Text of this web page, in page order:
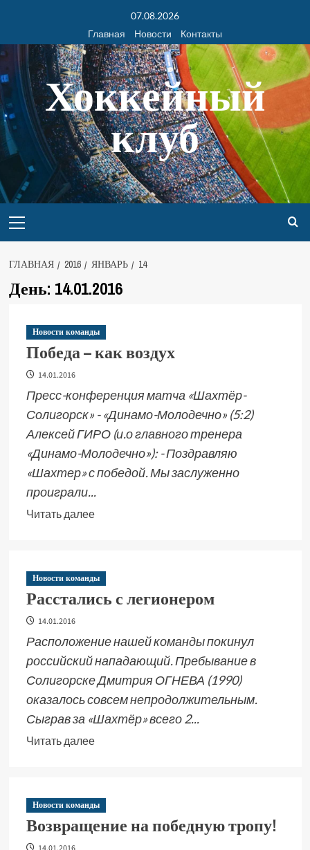
07.08.2026
Главная
Новости Контакты
Хоккейный
клуб
ГЛАВНАЯ 2016 ЯНВАРЬ 14
День: 14.01.2016
Новости команды
Победа – как воздух
14.01.2016
Пресс-конференция матча «Шахтёр-
Солигорск» - «Динамо-Молодечно» (5:2)
Алексей ГИРО (и.о главного тренера
«Динамо-Молодечно»): - Поздравляю
«Шахтер» с победой. Мы заслуженно
проиграли...
Читать далее
Новости команды
Расстались с легионером
14.01.2016
Расположение нашей команды покинул
российский нападающий. Пребывание в
Солигорске Дмитрия ОГНЕВА (1990)
оказалось совсем непродолжительным.
Сыграв за «Шахтёр» всего 2...
Читать далее
Новости команды
Возвращение на победную тропу!